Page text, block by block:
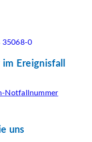
35068-0
Ereignisfall
Notfallnummer
uns